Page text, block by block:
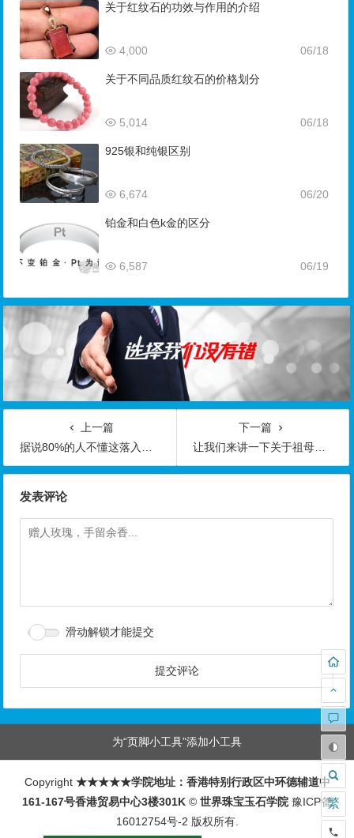
关于红纹石的功效与作用的介绍
06/18
4,000
关于不同品质红纹石的价格划分
06/18
5,014
925银和纯银区别
06/20
6,674
铂金和白色k金的区分
06/19
6,587
上一篇
据说80%的人不懂这落入凡间的彩虹碧玺，你了解多少呢？
下一篇
让我们来讲一下关于祖母绿和其他绿色宝石的不同之处
发表评论
滑动解锁才能提交
为“页脚小工具”添加小工具
Copyright ★★★★★学院地址：香港特别行政区中环德辅道中
161-167号香港贸易中心3楼301K © 世界珠宝玉石学院 豫ICP备
16012754号-2 版权所有.
繁